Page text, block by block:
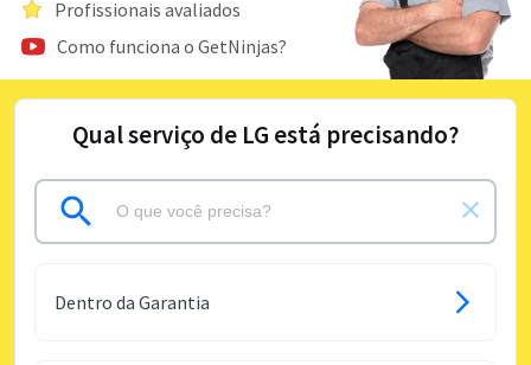
Profissionais avaliados
Como funciona o GetNinjas?
Qual serviço de LG está precisando?
Dentro da Garantia